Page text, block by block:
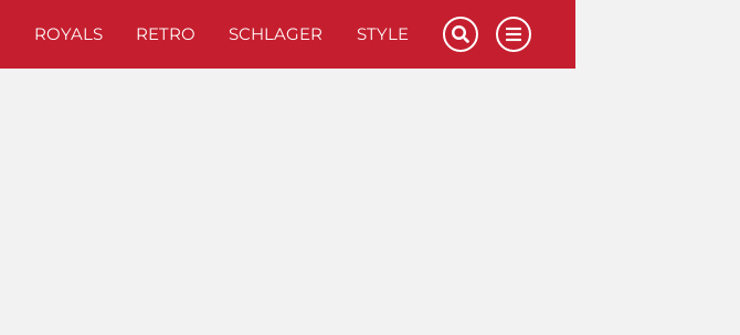
ROYALS RETRO SCHLAGER STYLE